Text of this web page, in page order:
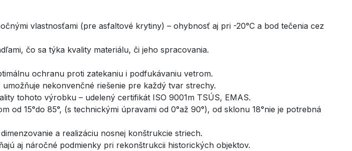
vlastnosťami (pre asfaltové krytiny) – ohybnosť aj pri -20°C a bod tečenia cez
čo sa týka kvality materiálu, či jeho spracovania.
ochranu proti zatekaniu i podfukávaniu vetrom.
nekonvenčné riešenie pre každý tvar strechy.
tohoto výrobku – udelený certifikát ISO 9001m TSÚS, EMAS.
15°do 85°, (s technickými úpravami od 0°až 90°), od sklonu 18°nie je potrebná
a realizáciu nosnej konštrukcie striech.
aj náročné podmienky pri rekonštrukcii historických objektov.